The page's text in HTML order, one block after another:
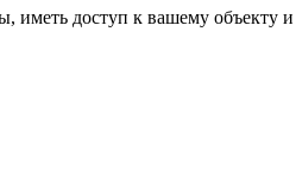
иметь доступ к вашему объекту